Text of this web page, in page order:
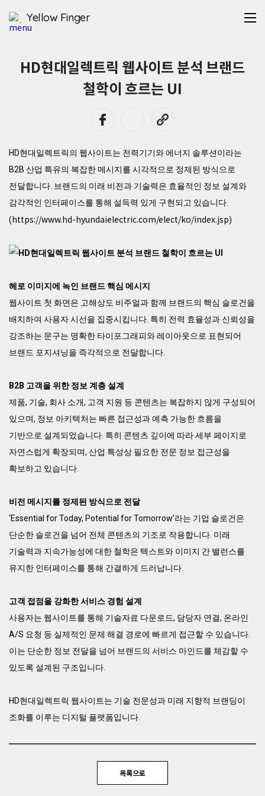
Yellow Finger
HD현대일렉트릭 웹사이트 분석 브랜드
철학이 흐르는 UI
HD현대일렉트릭의 웹사이트는 전력기기와 에너지 솔루션이라는
B2B 산업 특유의 복잡한 메시지를 시각적으로 정제된 방식으로
전달합니다. 브랜드의 미래 비전과 기술력은 효율적인 정보 설계와
감각적인 인터페이스를 통해 설득력 있게 구현되고 있습니다.
(https://www.hd-hyundaielectric.com/elect/ko/index.jsp)
헤로 이미지에 녹인 브랜드 핵심 메시지
웹사이트 첫 화면은 고해상도 비주얼과 함께 브랜드의 핵심 슬로건을
배치하여 사용자 시선을 집중시킵니다. 특히 전력 효율성과 신뢰성을
강조하는 문구는 명확한 타이포그래피와 레이아웃으로 표현되어
브랜드 포지셔닝을 즉각적으로 전달합니다.
B2B 고객을 위한 정보 계층 설계
제품, 기술, 회사 소개, 고객 지원 등 콘텐츠는 복잡하지 않게 구성되어
있으며, 정보 아키텍처는 빠른 접근성과 예측 가능한 흐름을
기반으로 설계되었습니다. 특히 콘텐츠 깊이에 따라 세부 페이지로
자연스럽게 확장되며, 산업 특성상 필요한 전문 정보 접근성을
확보하고 있습니다.
비전 메시지를 정제된 방식으로 전달
‘Essential for Today, Potential for Tomorrow’라는 기업 슬로건은
단순한 슬로건을 넘어 전체 콘텐츠의 기조로 작용합니다. 미래
기술력과 지속가능성에 대한 철학은 텍스트와 이미지 간 밸런스를
유지한 인터페이스를 통해 간결하게 드러납니다.
고객 접점을 강화한 서비스 경험 설계
사용자는 웹사이트를 통해 기술자료 다운로드, 담당자 연결, 온라인
A/S 요청 등 실제적인 문제 해결 경로에 빠르게 접근할 수 있습니다.
이는 단순한 정보 전달을 넘어 브랜드의 서비스 마인드를 체감할 수
있도록 설계된 구조입니다.
HD현대일렉트릭 웹사이트는 기술 전문성과 미래 지향적 브랜딩이
조화를 이루는 디지털 플랫폼입니다.
목록으로